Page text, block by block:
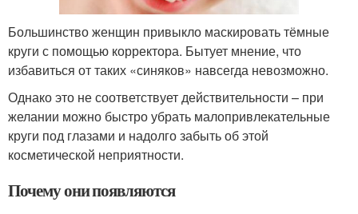
Большинство женщин привыкло маскировать тёмные
круги с помощью корректора. Бытует мнение, что
избавиться от таких «синяков» навсегда невозможно.
Однако это не соответствует действительности – при
желании можно быстро убрать малопривлекательные
круги под глазами и надолго забыть об этой
косметической неприятности.
Почему они появляются